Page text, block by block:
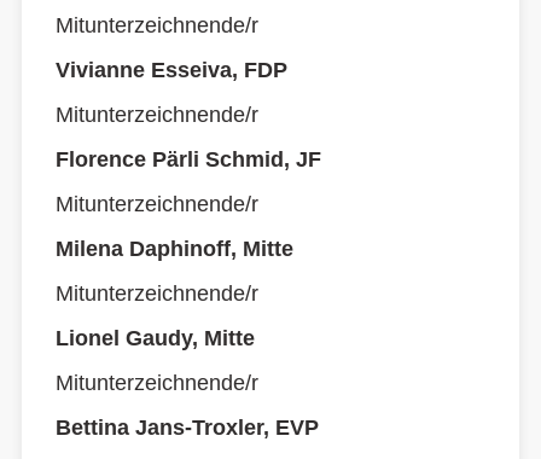
Mitunterzeichnende/r
Vivianne Esseiva, FDP
Mitunterzeichnende/r
Florence Pärli Schmid, JF
Mitunterzeichnende/r
Milena Daphinoff, Mitte
Mitunterzeichnende/r
Lionel Gaudy, Mitte
Mitunterzeichnende/r
Bettina Jans-Troxler, EVP